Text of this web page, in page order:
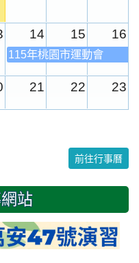
14 15 16
115年桃園市運動會
21 22 23
前往行事曆
站